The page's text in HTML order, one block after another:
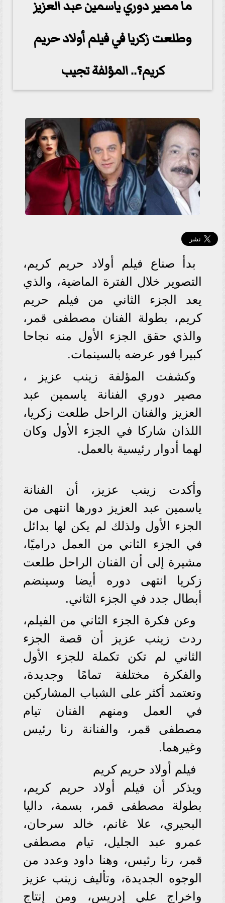
ما مصير دوري ياسمين عبد العزيز
وطلعت زكريا في فيلم أولاد حريم
كريم؟.. المؤلفة تجيب
بدأ صناع فيلم أولاد حريم كريم،
التصوير خلال الفترة الماضية، والذي
يعد الجزء الثاني من فيلم حريم
كريم، بطولة الفنان مصطفى قمر،
والذي حقق الجزء الأول منه نجاحا
كبيرا فور عرضه بالسينمات.
وكشفت المؤلفة زينب عزيز ،
مصير دوري الفنانة ياسمين عبد
العزيز والفنان الراحل طلعت زكريا،
اللذان شاركا في الجزء الأول وكان
لهما أدوار رئيسية بالعمل.
وأكدت زينب عزيز، أن الفنانة
ياسمين عبد العزيز دورها انتهى من
الجزء الأول ولذلك لم يكن لها بدائل
في الجزء الثاني من العمل دراميًا،
مشيرة إلى أن الفنان الراحل طلعت
زكريا انتهى دوره أيضا وسينضم
أبطال جدد في الجزء الثاني.
وعن فكرة الجزء الثاني من الفيلم،
ردت زينب عزيز أن قصة الجزء
الثاني لم تكن تكملة للجزء الأول
والفكرة مختلفة تمامًا وجديدة،
وتعتمد أكثر على الشباب المشاركين
في العمل ومنهم الفنان تيام
مصطفى قمر، والفنانة رنا رئيس
وغيرهما.
فيلم أولاد حريم كريم
ويذكر أن فيلم أولاد حريم كريم،
بطولة مصطفى قمر، بسمة، داليا
البحيري، علا غانم، خالد سرحان،
عمرو عبد الجليل، تيام مصطفى
قمر، رنا رئيس، وهنا داود وعدد من
الوجوه الجديدة، وتأليف زينب عزيز
واخراج علي إدريس، ومن إنتاج